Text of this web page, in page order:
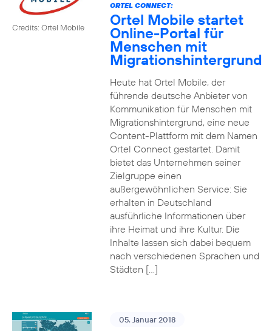
Credits: Ortel Mobile
ORTEL CONNECT:
Ortel Mobile startet
Online-Portal für
Menschen mit
Migrationshintergrund
Heute hat Ortel Mobile, der
führende deutsche Anbieter von
Kommunikation für Menschen mit
Migrationshintergrund, eine neue
Content-Plattform mit dem Namen
Ortel Connect gestartet. Damit
bietet das Unternehmen seiner
Zielgruppe einen
außergewöhnlichen Service: Sie
erhalten in Deutschland
ausführliche Informationen über
ihre Heimat und ihre Kultur. Die
Inhalte lassen sich dabei bequem
nach verschiedenen Sprachen und
Städten […]
05. Januar 2018